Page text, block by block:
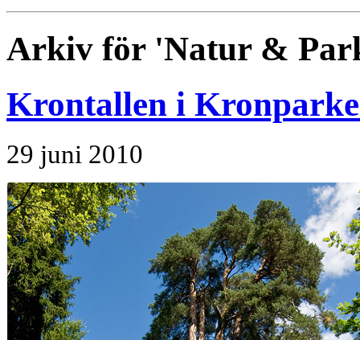
Arkiv för 'Natur &
Krontallen i
29 juni 2010